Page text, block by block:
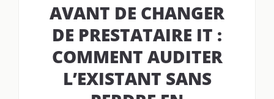
AVANT DE CHANGER
DE PRESTATAIRE IT :
COMMENT AUDITER
L’EXISTANT SANS